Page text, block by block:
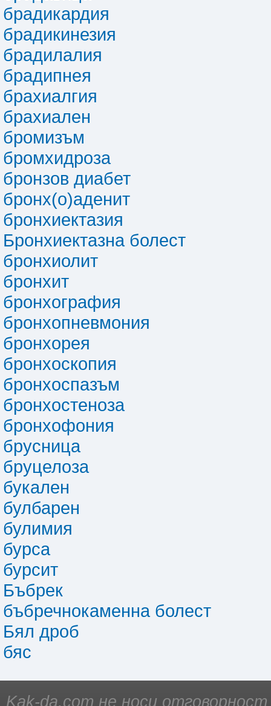
брадикардия
брадикинезия
брадилалия
брадипнея
брахиалгия
брахиален
бромизъм
бромхидроза
бронзов диабет
бронх(о)аденит
бронхиектазия
Бронхиектазна болест
бронхиолит
бронхит
бронхография
бронхопневмония
бронхорея
бронхоскопия
бронхоспазъм
бронхостенoза
бронхофония
брусница
бруцелоза
букален
булбарен
булимия
бурса
бурсит
Бъбрек
бъбречнокаменна болест
Бял дроб
бяс
Kak-da.com не носи